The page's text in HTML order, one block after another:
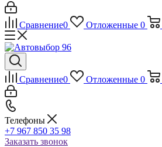
Сравнение0 Отложенные 0
Сравнение0 Отложенные 0
Телефоны
+7 967 850 35 98
Заказать звонок